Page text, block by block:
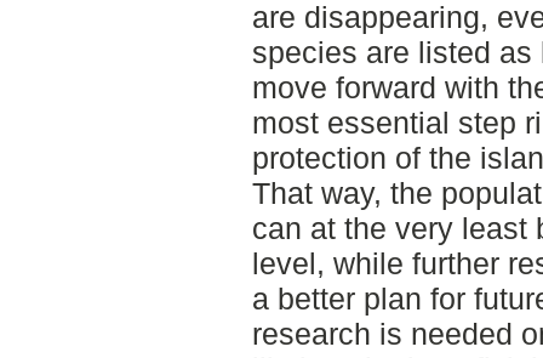
are disappearing,
species are listed as
move forward with
most essential step
protection of the
That way, the
can at the very least
level, while further
a better plan for
research is needed